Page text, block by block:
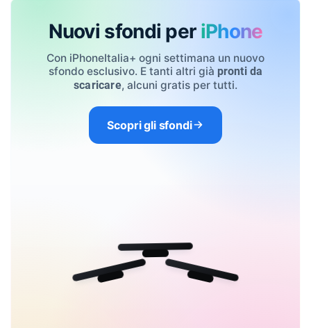
Nuovi sfondi per iPhone
Con iPhoneItalia+ ogni settimana un nuovo
sfondo esclusivo. E tanti altri già pronti da
scaricare, alcuni gratis per tutti.
Scopri gli sfondi